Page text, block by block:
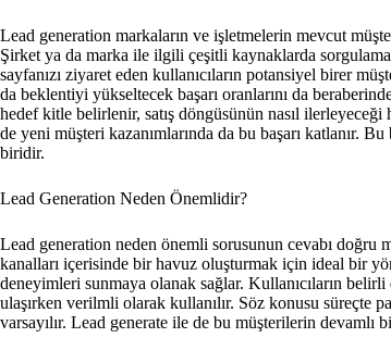
Lead generation markaların ve işletmelerin mevcut
Şirket ya da marka ile ilgili çeşitli kaynaklarda
sayfanızı ziyaret eden kullanıcıların potansiyel birer
da beklentiyi yükseltecek başarı oranlarını da
hedef kitle belirlenir, satış döngüsünün nasıl
de yeni müşteri kazanımlarında da bu başarı katlanır.
biridir.
Lead Generation Neden Önemlidir?
Lead generation neden önemli sorusunun cevabı doğru
kanalları içerisinde bir havuz oluşturmak için ideal bir
deneyimleri sunmaya olanak sağlar. Kullanıcıların
ulaşırken verilmli olarak kullanılır. Söz konusu süreçte
varsayılır. Lead generate ile de bu müşterilerin devamlı